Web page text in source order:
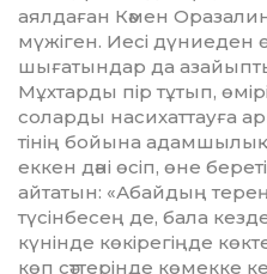
аялдаған Кәмен
мүжіген. Иесі дүниеден
шығатындар да
Мұхтарды пір тұтып,
соларды насихат­тауға
тінің бойына адамшылық
еккен дәні өсіп, өне
айтатын: «Абайдың терең
түсінбесең де, бала
күнінде көкі­регіңде
көп сәттерінде көмекке